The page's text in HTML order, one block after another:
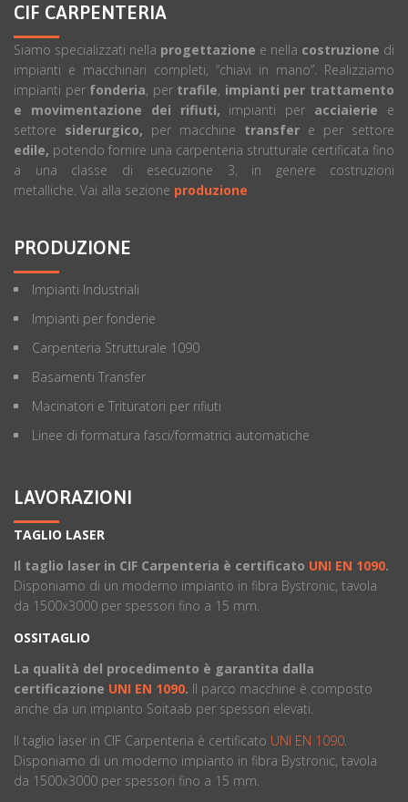
CIF CARPENTERIA
Siamo specializzati nella progettazione e nella costruzione di
impianti e macchinari completi, “chiavi in mano”. Realizziamo
impianti per fonderia, per trafile, impianti per trattamento
e movimentazione dei rifiuti, impianti per acciaierie e
settore siderurgico, per macchine transfer e per settore
edile, potendo fornire una carpenteria strutturale certificata fino
a una classe di esecuzione 3, in genere costruzioni
metalliche. Vai alla sezione produzione
PRODUZIONE
Impianti Industriali
Impianti per fonderie
Carpenteria Strutturale 1090
Basamenti Transfer
Macinatori e Trituratori per rifiuti
Linee di formatura fasci/formatrici automatiche
LAVORAZIONI
TAGLIO LASER
Il taglio laser in CIF Carpenteria è certificato UNI EN 1090.
Disponiamo di un moderno impianto in fibra Bystronic, tavola
da 1500x3000 per spessori fino a 15 mm.
OSSITAGLIO
La qualità del procedimento è garantita dalla
certificazione UNI EN 1090. ll parco macchine è composto
anche da un impianto Soitaab per spessori elevati.
Il taglio laser in CIF Carpenteria è certificato UNI EN 1090
Disponiamo di un moderno impianto in fibra Bystronic, tavola
da 1500x3000 per spessori fino a 15 mm.